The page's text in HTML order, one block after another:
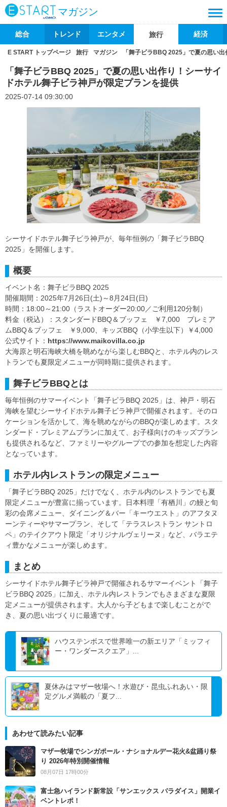
マガジン
総合 トレンド エンタメ 旅行 経済
E START トップページ 旅行 マガジン 「舞子ビラBBQ 2025」で夏の思い
「舞子ビラBBQ 2025」で夏の思い出作り！シーサイ
ドホテル舞子ビラ神戸が限定プランを提供
2025-07-14 09:30:00
シーサイドホテル舞子ビラ神戸が、毎年恒例の「舞子ビラBBQ
2025」を開催します。
概要
イベント名：舞子ビラBBQ 2025
開催期間：2025年7月26日(土)～8月24日(日)
時間：18:00～21:00（ラストオーダー20:00／ご利用120分制）
料金（税込）：スタンダードBBQ＆ブッフェ ￥7,000 プレミア
ムBBQ＆ブッフェ ￥9,000、キッズBBQ（小学生以下）￥4,000
公式サイト： https://www.maikovilla.co.jp
大海原と明石海峡大橋を眺めながら楽しむBBQと、ホテル内のレス
トランでも夏限定メニューが同時期に提供されます。
舞子ビラBBQとは
毎年恒例のサマーイベント「舞子ビラBBQ 2025」は、神戸・明石
海峡を望むシーサイドホテル舞子ビラ神戸で開催されます。そのロ
ケーションを活かして、海を眺めながらのBBQが楽しめます。スタ
ンダード・プレミアムプランに加えて、お子様向けのキッズプラン
も提供されるなど、ファミリーやグループでの参加を想定した内容
となっています。
ホテル内レストランの限定メニュー
「舞子ビラBBQ 2025」だけでなく、ホテル内のレストランでも夏
限定メニューが豊富に揃っています。日本料理「有栖川」の鰻と旬
彩の会席メニュー、ダイニング＆バー「キーウエスト」のアフタヌ
ーンティーやサマープラン、そして「テラスレストラン サントロ
ペ」のテイクアウト限定「オリジナルヴェリーヌ」など、バラエテ
ィ豊かなメニューが楽しめます。
まとめ
シーサイドホテル舞子ビラ神戸で開催されるサマーイベント「舞子
ビラBBQ 2025」に加え、ホテル内レストランでもさまざまな夏限
定メニューが提供されます。大人から子どもまで楽しむことがで
き、夏の思い出づくりに最適です。
ハウステンボスで世界唯一の新エリア「ミッフィ
ー・ワンダースクエア」...
夏休みはマザー牧場へ！水遊び・昆虫ふれあい・限
定グルメ満載の「夏フ...
あわせて読みたい記事
マザー牧場でシンガポール・ナショナルデー花火&盆踊り祭
り 2026年特別開催情報
08月07日 17時00分
富士急ハイランド新常設「サンエックス パラダイス」開業イ
ベントレポ！